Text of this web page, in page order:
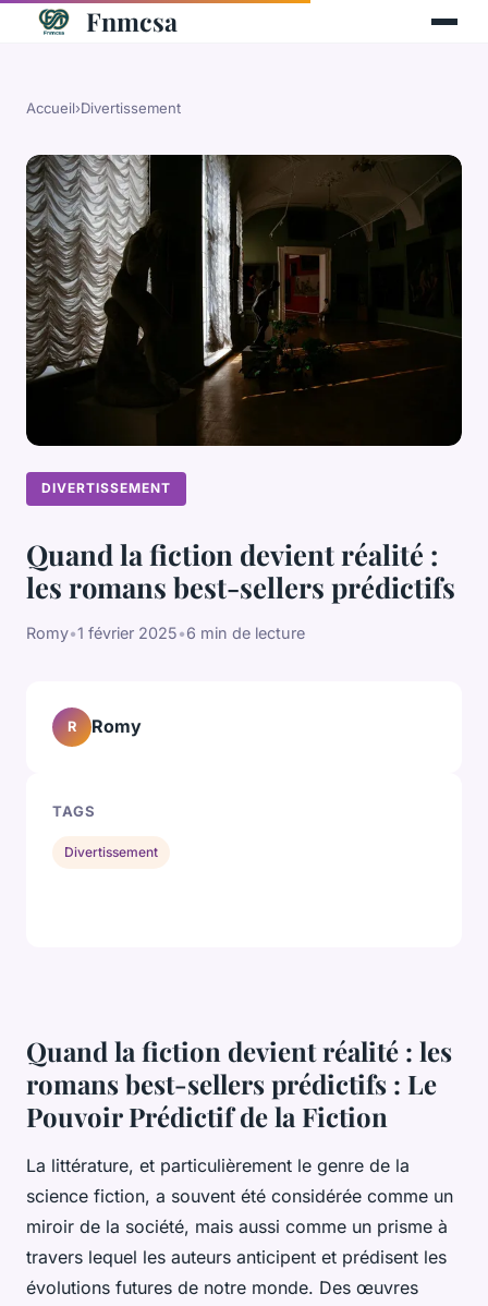
Fnmcsa
Accueil›Divertissement
DIVERTISSEMENT
Quand la fiction devient réalité :
les romans best-sellers prédictifs
Romy•1 février 2025•6 min de lecture
Quand la fiction devient réalité : les
romans best-sellers prédictifs : Le
Pouvoir Prédictif de la Fiction
La littérature, et particulièrement le genre de la
science fiction, a souvent été considérée comme un
miroir de la société, mais aussi comme un prisme à
travers lequel les auteurs anticipent et prédisent les
évolutions futures de notre monde. Des œuvres
R Romy
TAGS
Divertissement